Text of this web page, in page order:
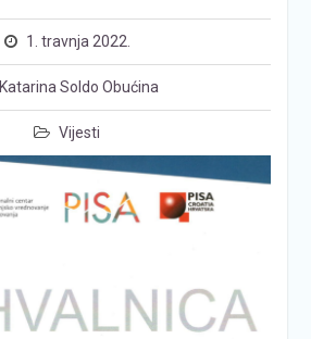
1. travnja 2022.
Katarina Soldo Obućina
Vijesti